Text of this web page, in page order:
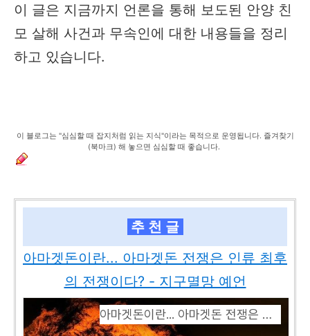
이 글은 지금까지 언론을 통해 보도된 안양 친
모 살해 사건과 무속인에 대한 내용들을 정리
하고 있습니다.
이 블로그는 "심심할 때 잡지처럼 읽는 지식"이라는 목적으로 운영됩니다. 즐겨찾기
(북마크) 해 놓으면 심심할 때 좋습니다.
추 천 글
아마겟돈이란... 아마겟돈 전쟁은 인류 최후
의 전쟁이다? - 지구멸망 예언
아마겟돈이란... 아마겟돈 전쟁은 인류 최후의 전쟁이다? - 지구멸망 예언